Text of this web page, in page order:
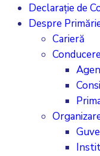
Declarație de
Despre
Carieră
Conducere